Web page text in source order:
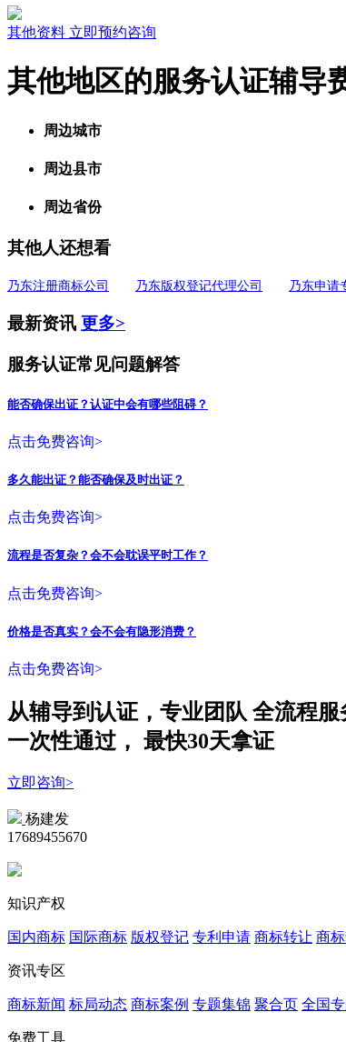
其他资料 立即预约咨询
其他地区的服务认证辅导
周边城市
周边县市
周边省份
其他人还想看
乃东注册商标公司 乃东版权登记代理公司 乃东申请
最新资讯 更多>
服务认证常见问题解答
能否确保出证？认证中会有哪些阻碍？
点击免费咨询>
多久能出证？能否确保及时出证？
点击免费咨询>
流程是否复杂？会不会耽误平时工作？
点击免费咨询>
价格是否真实？会不会有隐形消费？
点击免费咨询>
从辅导到认证，专业团队 全流程服
一次性通过， 最快30天拿证
立即咨询>
杨建发
17689455670
知识产权
国内商标 国际商标 版权登记 专利申请 商标转让 商
资讯专区
商标新闻 标局动态 商标案例 专题集锦 聚合页 全国
免费工具